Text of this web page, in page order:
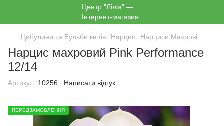
Цибулини та Бульби квітів Нарцис Нарциси Махрові
Нарцис махровий Pink Performance
12/14
Артикул: 10256 Написати відгук
ПЕРЕДЗАМОВЛЕННЯ